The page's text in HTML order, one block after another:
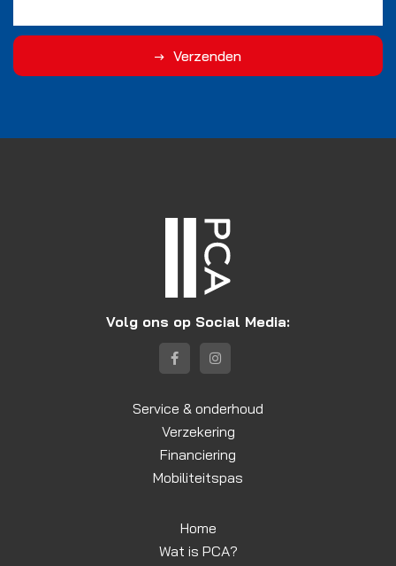
Verzenden
Volg ons op Social Media:
Service & onderhoud
Verzekering
Financiering
Mobiliteitspas
Home
Wat is PCA?